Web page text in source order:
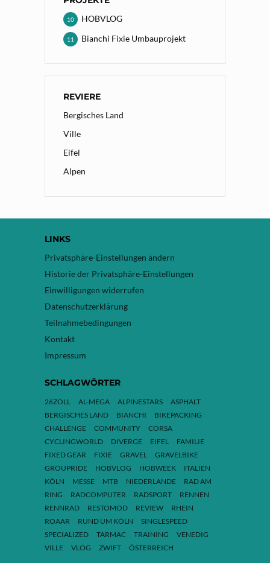
HOBVLOG
10
Bianchi Fixie Umbauprojekt
11
REVIERE
Bergisches Land
Ville
Eifel
Alpen
LINKS
Privatsphäre-Einstellungen ändern
Historie der Privatsphäre-Einstellungen
Einwilligungen widerrufen
Datenschutzerklärung
Teilnahmebedingungen
Kontakt
Impressum
SCHLAGWÖRTER
26ZOLL AL-MEGA ALPINESTARS
ASPHALT
BERGISCHES LAND
BIANCHI
BIKEPACKING
CHALLENGE
COMMUNITY
CORSA
CYCLINGWORLD
DIVERGE EIFEL
FAMILIE
FIXED GEAR
FIXIE GRAVEL
GRAVELBIKE
GROUPRIDE
HOBVLOG HOBWEEK
ITALIEN
KÖLN
MESSE MTB NIEDERLANDE
RAD AM
RING
RADCOMPUTER RADSPORT
RENNEN
RENNRAD
RESTOMOD REVIEW
RHEIN
ROAAR
RUND UM KÖLN
SINGLESPEED
SPECIALIZED
TARMAC TRAINING
VENEDIG
VILLE
VLOG ZWIFT ÖSTERREICH